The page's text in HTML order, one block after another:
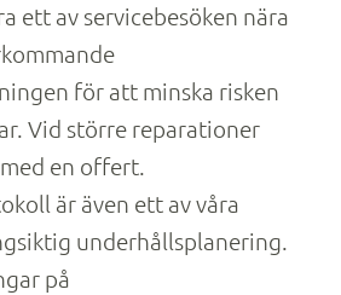
ett av servicebesöken nära
för att minska risken
Vid större reparationer
en offert.
är även ett av våra
underhållsplanering.
på